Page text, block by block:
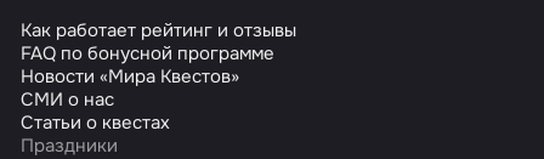
Как работает рейтинг и отзывы
FAQ по бонусной программе
Новости «Мира Квестов»
СМИ о нас
Статьи о квестах
Праздники